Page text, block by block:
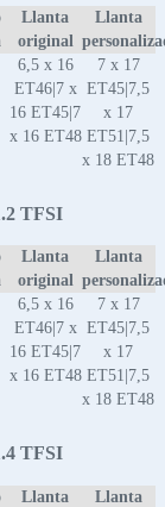
Llanta
original
Llanta
6,5 x 16
ET46|7 x
16 ET45|7
x 16 ET48
7 x 17
ET45|7,5
x 17
ET51|7,5
x 18 ET48
TFSI
Llanta
original
Llanta
6,5 x 16
ET46|7 x
16 ET45|7
x 16 ET48
7 x 17
ET45|7,5
x 17
ET51|7,5
x 18 ET48
TFSI
Llanta
Llanta